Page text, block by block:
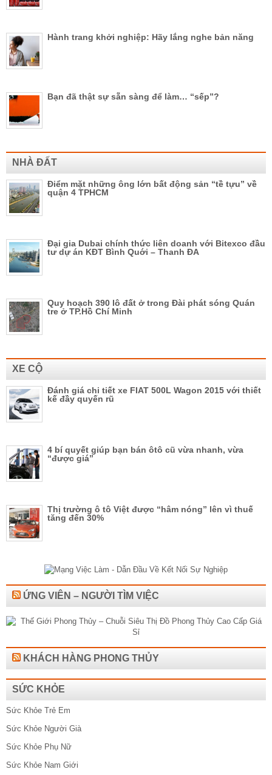
Hành trang khởi nghiệp: Hãy lắng nghe bản năng
Bạn đã thật sự sẵn sàng để làm… “sếp”?
NHÀ ĐẤT
Điểm mặt những ông lớn bất động sản “tề tựu” về
quận 4 TPHCM
Đại gia Dubai chính thức liên doanh với Bitexco đầu
tư dự án KĐT Bình Quới – Thanh ĐA
Quy hoạch 390 lô đất ở trong Đài phát sóng Quán
tre ở TP.Hồ Chí Minh
XE CỘ
Đánh giá chi tiết xe FIAT 500L Wagon 2015 với thiết
kế đầy quyến rũ
4 bí quyết giúp bạn bán ôtô cũ vừa nhanh, vừa
“được giá”
Thị trường ô tô Việt được “hâm nóng” lên vì thuế
tăng đến 30%
ỨNG VIÊN – NGƯỜI TÌM VIỆC
KHÁCH HÀNG PHONG THỦY
SỨC KHỎE
Sức Khỏe Trẻ Em
Sức Khỏe Người Già
Sức Khỏe Phụ Nữ
Sức Khỏe Nam Giới